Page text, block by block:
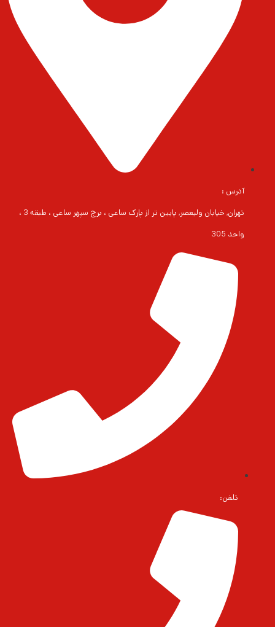
آدرس :
تهران, خیابان ولیعصر, پایین تر از پارک ساعی ، برج سپهر ساعی ، طبقه 3 ،
واحد 305
تلفن: